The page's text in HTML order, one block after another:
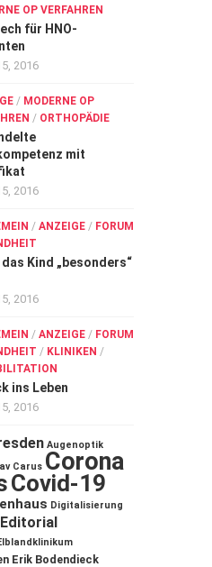
OP VERFAHREN
für HNO-
2016
/ MODERNE OP
/ ORTHOPÄDIE
mit
2016
/ ANZEIGE / FORUM
das Kind „besonders“
2016
/ ANZEIGE / FORUM
/ KLINIKEN /
ins Leben
2016
Augenoptik
Carus Corona
Covid-19
Digitalisierung
Editorial
Erik Bodendieck